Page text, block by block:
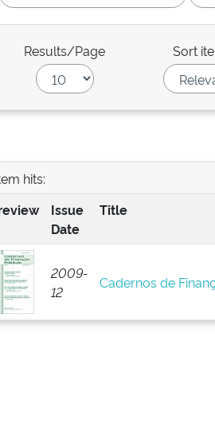
Results/Page Sort
hits:
Issue
Date
Title
2009-
12
Cadernos de